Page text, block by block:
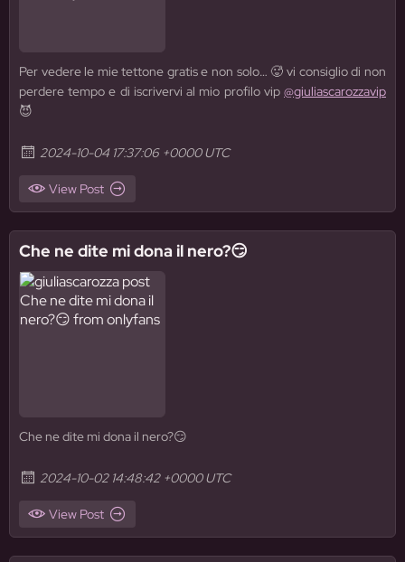
Per vedere le mie tettone gratis e non solo… 🥵 vi consiglio di non
perdere tempo e di iscrivervi al mio profilo vip @giuliascarozzavip
😈
2024-10-04 17:37:06 +0000 UTC
View Post
Che ne dite mi dona il nero?😏
Che ne dite mi dona il nero?😏
2024-10-02 14:48:42 +0000 UTC
View Post